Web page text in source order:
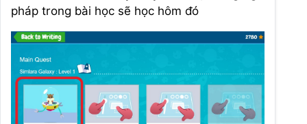
pháp trong bài học sẽ học hôm đó